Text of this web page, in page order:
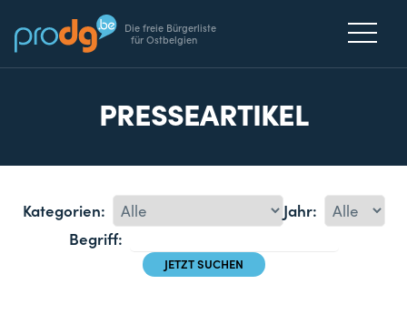
Die freie Bürgerliste
für Ostbelgien
PRESSEARTIKEL
Kategorien:
Jahr:
Begriff: